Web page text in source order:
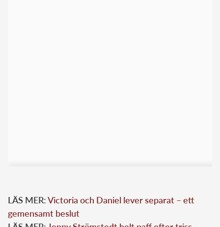
LÄS MER:Victoria och Daniel lever separat – ett
gemensamt beslut